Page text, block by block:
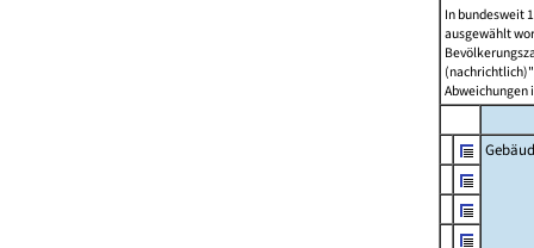
In bundesweit
ausgewählt
Abweichungen